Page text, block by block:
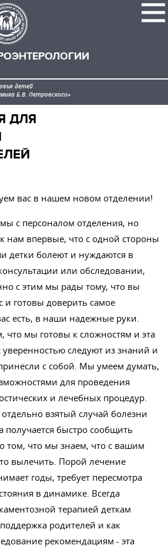
детей
Б.В. Петровского»
ДЛЯ
вас в нашем новом отделении!
с персоналом отделения, но
нам впервые, что с одной стороны
детки болеют и нуждаются в
или обследовании,
с этим мы рады тому, что вы
готовы доверить самое
есть, в наши надежные руки.
что мы готовы к сложностям и эта
уверенностью следуют из знаний и
с собой. Мы умеем думать,
для проведения
и лечебных процедур.
взятый случай болезни
получается быстро сообщить
том, что мы знаем, что с вашим
вылечить. Порой лечение
годы, требует пересмотра
в динамике. Всегда
терапией деткам
родителей и как
рекомендациям - эта